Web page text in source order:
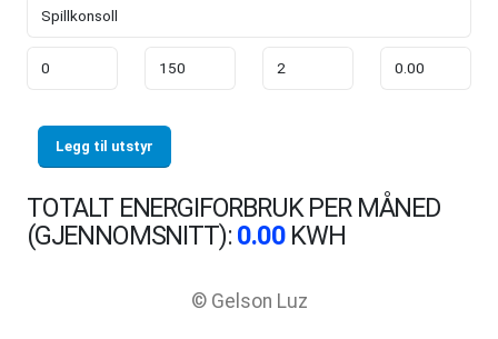
Legg til utstyr
TOTALT ENERGIFORBRUK PER MÅNED
(GJENNOMSNITT): 0.00KWH
© Gelson Luz